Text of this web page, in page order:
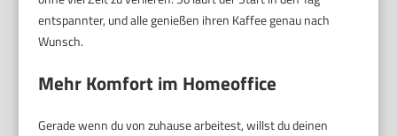
entspannter, und alle genießen ihren Kaffee genau nach
Wunsch.
Mehr Komfort im Homeoffice
Gerade wenn du von zuhause arbeitest, willst du deinen